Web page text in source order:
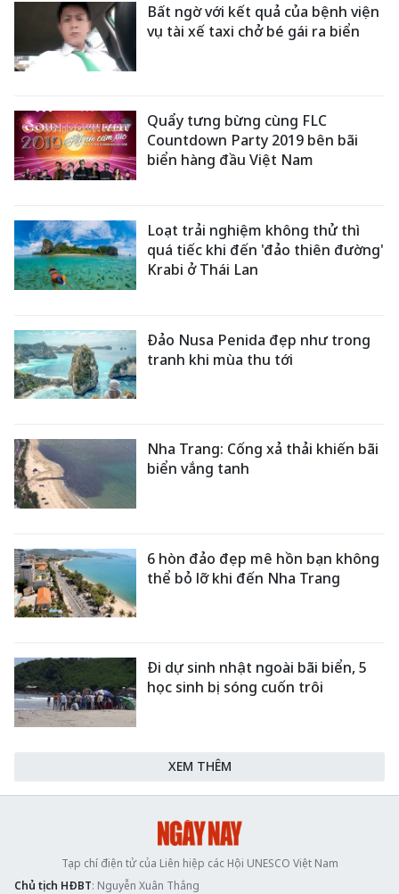
Bất ngờ với kết quả của bệnh viện
vụ tài xế taxi chở bé gái ra biển
Quẩy tưng bừng cùng FLC
Countdown Party 2019 bên bãi
biển hàng đầu Việt Nam
Loạt trải nghiệm không thử thì
quá tiếc khi đến 'đảo thiên đường'
Krabi ở Thái Lan
Đảo Nusa Penida đẹp như trong
tranh khi mùa thu tới
Nha Trang: Cống xả thải khiến bãi
biển vắng tanh
6 hòn đảo đẹp mê hồn bạn không
thể bỏ lỡ khi đến Nha Trang
Đi dự sinh nhật ngoài bãi biển, 5
học sinh bị sóng cuốn trôi
XEM THÊM
Tạp chí điện tử của Liên hiệp các Hội UNESCO Việt Nam
Chủ tịch HĐBT: Nguyễn Xuân Thắng